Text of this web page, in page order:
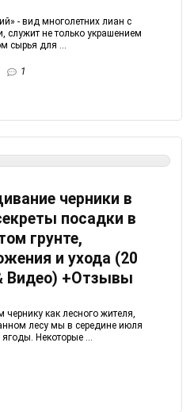
- вид многолетних лиан с
не только украшением
сырья для ...
1
черники в
посадки в
грунте,
и ухода (20
Видео) +Отзывы
как лесного жителя,
лесу мы в середине июля
Некоторые ...